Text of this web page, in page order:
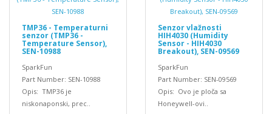
TMP36 - Temperaturni
senzor (TMP36 -
Temperature Sensor),
SEN-10988
SparkFun
Part Number: SEN-10988
Opis: TMP36 je
niskonaponski, prec..
Senzor vlažnosti
HIH4030 (Humidity
Sensor - HIH4030
Breakout), SEN-09569
SparkFun
Part Number: SEN-09569
Opis: Ovo je ploča sa
Honeywell-ovi..